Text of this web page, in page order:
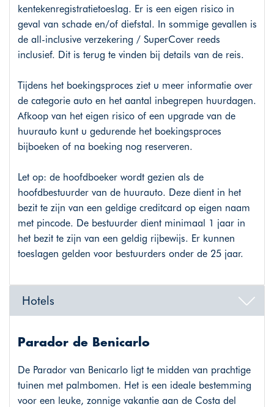
kentekenregistratietoeslag. Er is een eigen risico in
geval van schade en/of diefstal. In sommige gevallen is
de all-inclusive verzekering / SuperCover reeds
inclusief. Dit is terug te vinden bij details van de reis.
Tijdens het boekingsproces ziet u meer informatie over
de categorie auto en het aantal inbegrepen huurdagen.
Afkoop van het eigen risico of een upgrade van de
huurauto kunt u gedurende het boekingsproces
bijboeken of na boeking nog reserveren.
Let op: de hoofdboeker wordt gezien als de
hoofdbestuurder van de huurauto. Deze dient in het
bezit te zijn van een geldige creditcard op eigen naam
met pincode. De bestuurder dient minimaal 1 jaar in
het bezit te zijn van een geldig rijbewijs. Er kunnen
toeslagen gelden voor bestuurders onder de 25 jaar.
Hotels
Parador de Benicarlo
De Parador van Benicarlo ligt te midden van prachtige
tuinen met palmbomen. Het is een ideale bestemming
voor een leuke, zonnige vakantie aan de Costa del